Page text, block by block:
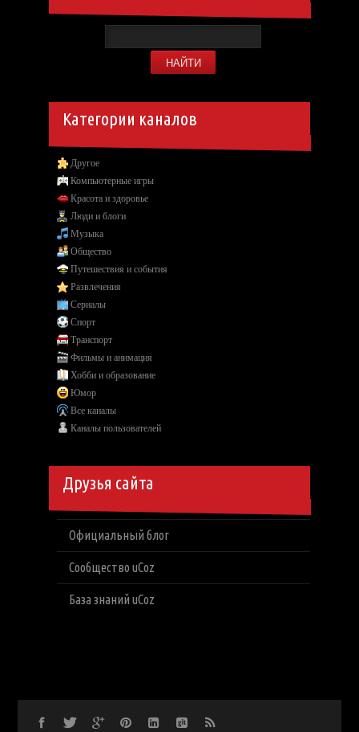
Категории каналов
Другое
Компьютерные игры
Красота и здоровье
Люди и блоги
Музыка
Общество
Путешествия и события
Развлечения
Сериалы
Спорт
Транспорт
Фильмы и анимация
Хобби и образование
Юмор
Все каналы
Каналы пользователей
Друзья сайта
Официальный блог
Сообщество uCoz
База знаний uCoz